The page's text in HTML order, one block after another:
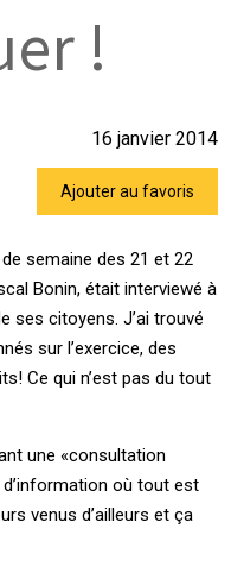
!
16 janvier 2014
Ajouter au favoris
semaine des 21 et 22
Bonin, était interviewé à
ses citoyens. J’ai trouvé
sur l’exercice, des
Ce qui n’est pas du tout
une «consultation
où tout est
venus d’ailleurs et ça